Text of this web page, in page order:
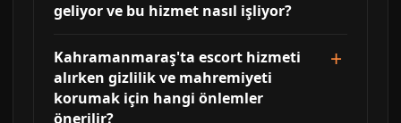
geliyor ve bu hizmet nasıl işliyor?
Kahramanmaraş'ta escort hizmeti
alırken gizlilik ve mahremiyeti
korumak için hangi önlemler
önerilir?